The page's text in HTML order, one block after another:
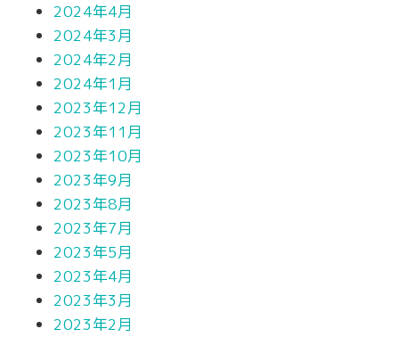
2024年4月
2024年3月
2024年2月
2024年1月
2023年12月
2023年11月
2023年10月
2023年9月
2023年8月
2023年7月
2023年5月
2023年4月
2023年3月
2023年2月